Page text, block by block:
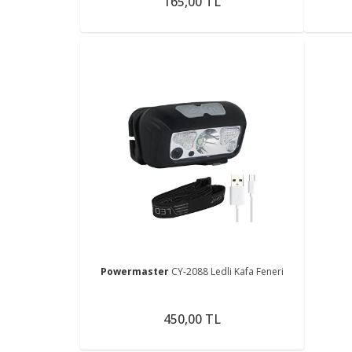
Powermaster CY-2088 Ledli Kafa Feneri
450,00 TL